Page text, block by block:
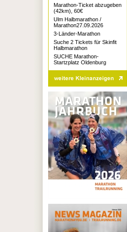
Marathon-Ticket abzugeben
(42km), 60€
Ulm Halbmarathon /
Marathon27.09.2026
3-Länder-Marathon
Suche 2 Tickets für Skinfit
Halbmarathon
SUCHE Marathon-
Startzplatz Oldenburg